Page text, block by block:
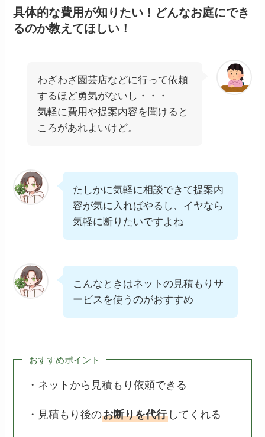
具体的な費用が知りたい！どんなお庭にでき
るのか教えてほしい！
わざわざ園芸店などに行って依頼
するほど勇気がないし・・・
気軽に費用や提案内容を聞けると
ころがあれよいけど。
たしかに気軽に相談できて提案内
容が気に入ればやるし、イヤなら
気軽に断りたいですよね
こんなときはネットの見積もりサ
ービスを使うのがおすすめ
おすすめポイント
・ネットから見積もり依頼できる
・見積もり後のお断りを代行してくれる